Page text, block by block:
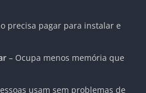
precisa pagar para instalar e
– Ocupa menos memória que
usam sem problemas de